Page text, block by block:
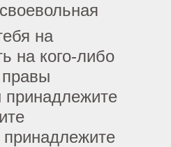
на
на кого-либо
принадлежите